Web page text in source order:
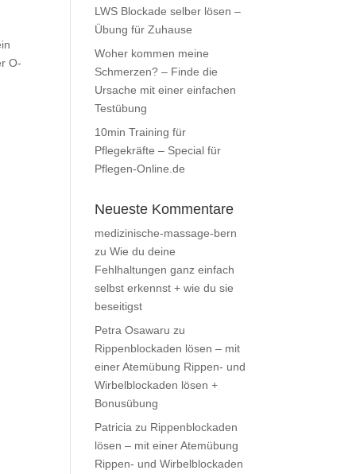
O-
LWS Blockade selber lösen –
Übung für Zuhause
Woher kommen meine
Schmerzen? – Finde die
Ursache mit einer einfachen
Testübung
10min Training für
Pflegekräfte – Special für
Pflegen-Online.de
Neueste Kommentare
medizinische-massage-bern
zuWie du deine
Fehlhaltungen ganz einfach
selbst erkennst + wie du sie
beseitigst
Petra Osawaru zu
Rippenblockaden lösen – mit
einer Atemübung Rippen- und
Wirbelblockaden lösen +
Bonusübung
Patricia zu Rippenblockaden
lösen – mit einer Atemübung
Rippen- und Wirbelblockaden